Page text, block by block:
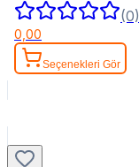
(0)
0,00
Seçenekleri Gör